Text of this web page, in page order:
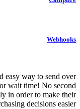
and easy way to
delay or wait time! No
quickly in order to
purchasing